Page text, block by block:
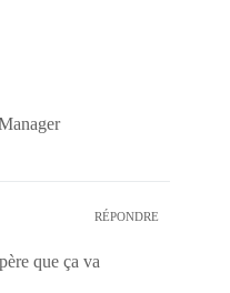
RÉPONDRE
que ça va